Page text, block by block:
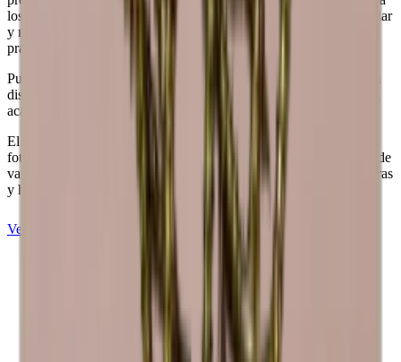
Crea tu propia composición con estos módulos con nuestra
herramienta online para decorar bodegas
los amantes del vino. Con su bajo peso, el pino es fácil de manipular
y mover según sea necesario, lo que proporciona una utilidad
práctica.
Puede añadir una placa o un pedestal para personalizar aún más su
diseño. Si tiene deseos especiales en cuanto a opciones de madera,
acabados y dimensiones, estaremos encantados de ayudarle.
El aspecto y el acabado de la madera pueden diferir de los de las
fotografías. La madera es un material «orgánico» y, por tanto, puede
variar de tamaño hasta +/- 2 mm debido a las diferentes temperaturas
y humedad del hogar.
Ver Caverack en pino quemado Vea Caverack en roble